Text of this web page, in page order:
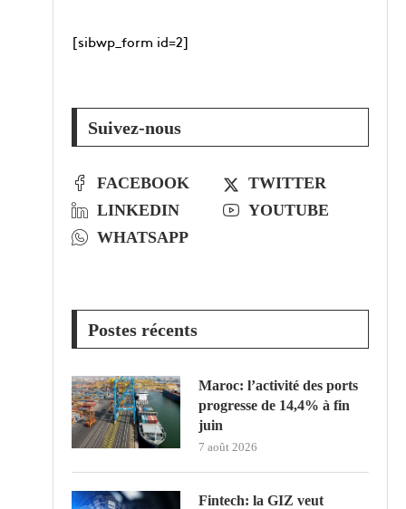
[sibwp_form id=2]
Suivez-nous
FACEBOOK
TWITTER
LINKEDIN
YOUTUBE
WHATSAPP
Postes récents
Maroc: l’activité des ports
progresse de 14,4% à fin
juin
7 août 2026
Fintech: la GIZ veut